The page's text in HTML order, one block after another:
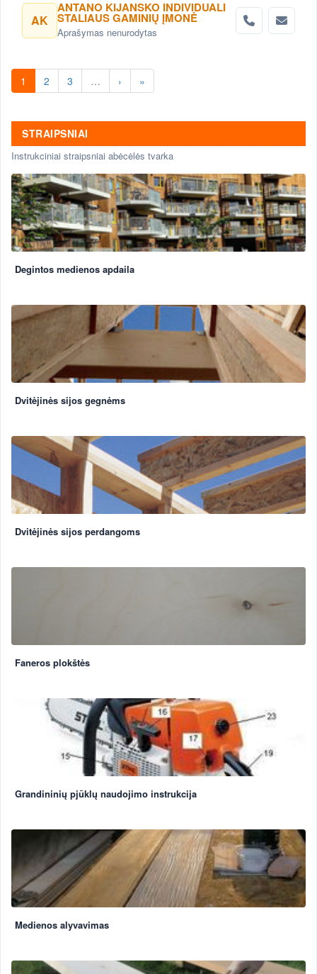
AK
ANTANO KIJANSKO INDIVIDUALI
STALIAUS GAMINIŲ ĮMONĖ
Aprašymas nenurodytas
1 2 3 … › »
STRAIPSNIAI
Instrukciniai straipsniai abėcėlės tvarka
Degintos medienos apdaila
Dvitėjinės sijos gegnėms
Dvitėjinės sijos perdangoms
Faneros plokštės
Grandininių pjūklų naudojimo instrukcija
Medienos alyvavimas